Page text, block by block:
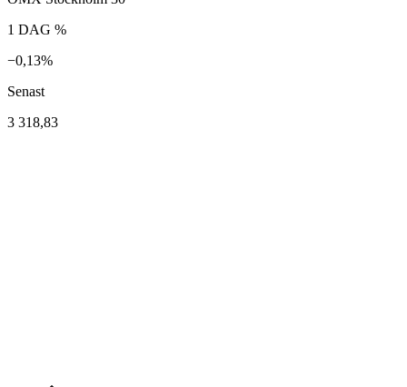
1 DAG %
−0,13%
Senast
3 318,83